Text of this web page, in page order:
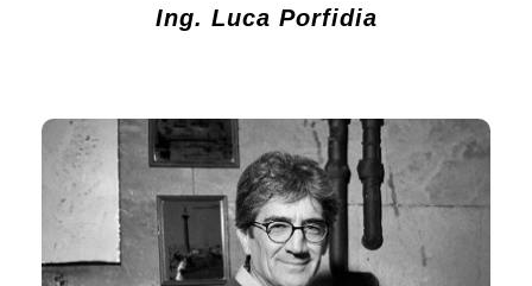
Ing. Luca Porfidia